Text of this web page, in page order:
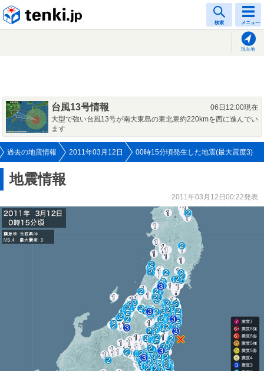
検索 メニュー
現在地
台風13号情報
06日12:00現在
大型で強い台風13号が南大東島の東北東約220kmを西に進んでい
ます
過去の地震情報 2011年03月12日 00時15分頃発生した地震(最大震度3)
地震情報
2011年03月12日00:22発表